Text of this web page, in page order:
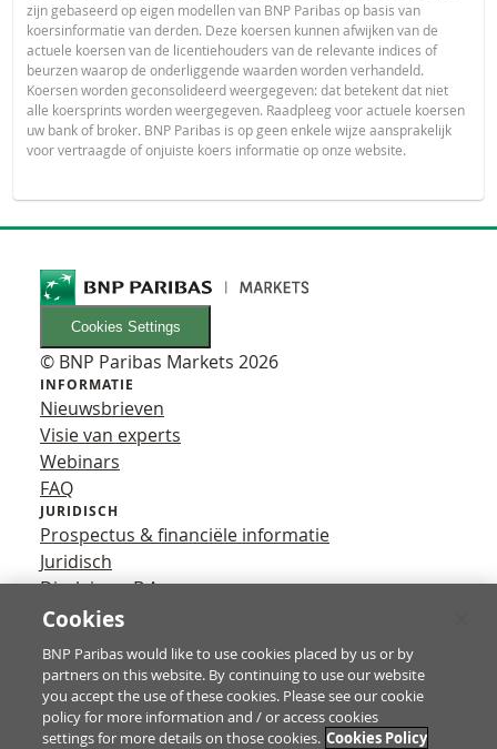
zijn gebaseerd op eigen modellen van BNP Paribas op basis van
koersinformatie van derden. Deze koersen kunnen afwijken van de
actuele koersen van de licentiehouders van de relevante indices of
beurzen waarop de onderliggende waarden worden verhandeld.
Koersen worden geconsolideerd weergegeven: dat betekent dat niet
alle koersprints worden weergegeven. Raadpleeg voor actuele koersen
uw bank of broker. BNP Paribas is op geen enkele wijze aansprakelijk
voor vertraagde of onjuiste koers informatie op onze website.
Cookies Settings
© BNP Paribas Markets 2026
INFORMATIE
Nieuwsbrieven
Visie van experts
Webinars
FAQ
JURIDISCH
Prospectus & financiële informatie
Juridisch
Disclaimer B.A.
Privacy
YouTube
X
Contact
Cookies
BNP Paribas would like to use cookies placed by us or by
partners on this website. By continuing to use our website
you accept the use of these cookies. Please see our cookie
policy for more information and / or access cookies
settings for more details on those cookies. Cookies Policy